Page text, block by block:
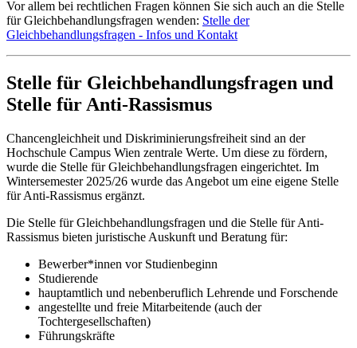
Vor allem bei rechtlichen Fragen können Sie sich auch an die Stelle
für Gleichbehandlungsfragen wenden: Stelle der
Gleichbehandlungsfragen - Infos und Kontakt
Stelle für Gleichbehandlungsfragen und
Stelle für Anti-Rassismus
Chancengleichheit und Diskriminierungsfreiheit sind an der
Hochschule Campus Wien zentrale Werte. Um diese zu fördern,
wurde die Stelle für Gleichbehandlungsfragen eingerichtet. Im
Wintersemester 2025/26 wurde das Angebot um eine eigene Stelle
für Anti-Rassismus ergänzt.
Die Stelle für Gleichbehandlungsfragen und die Stelle für Anti-
Rassismus bieten juristische Auskunft und Beratung für:
Bewerber*innen vor Studienbeginn
Studierende
hauptamtlich und nebenberuflich Lehrende und Forschende
angestellte und freie Mitarbeitende (auch der
Tochtergesellschaften)
Führungskräfte